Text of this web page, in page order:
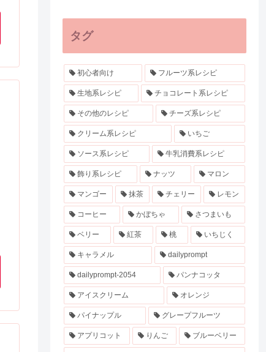
タグ
初心者向け フルーツ系レシピ
生地系レシピ チョコレート系レシピ
その他のレシピ チーズ系レシピ
クリーム系レシピ いちご
ソース系レシピ 牛乳消費系レシピ
飾り系レシピ ナッツ マロン
マンゴー 抹茶 チェリー レモン
コーヒー かぼちゃ さつまいも
ベリー 紅茶 桃 いちじく
キャラメル dailyprompt
dailyprompt-2054 パンナコッタ
アイスクリーム オレンジ
パイナップル グレープフルーツ
アプリコット りんご ブルーベリー